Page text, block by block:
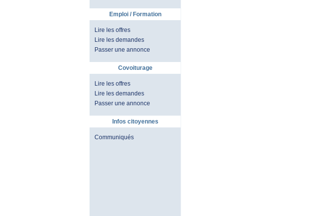
Emploi / Formation
Lire les offres
Lire les demandes
Passer une annonce
Covoiturage
Lire les offres
Lire les demandes
Passer une annonce
Infos citoyennes
Communiqués